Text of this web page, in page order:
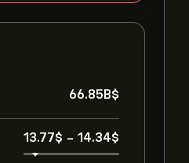
66.85B‎$‎
13.77‎$‎ - 14.34‎$‎